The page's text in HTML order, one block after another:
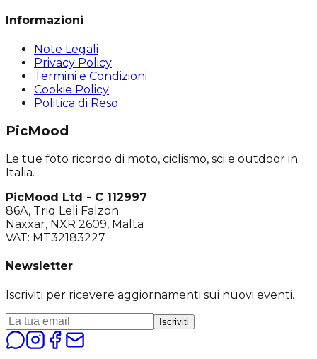
Informazioni
Note Legali
Privacy Policy
Termini e Condizioni
Cookie Policy
Politica di Reso
PicMood
Le tue foto ricordo di moto, ciclismo, sci e outdoor in
Italia.
PicMood Ltd - C 112997
86A, Triq Leli Falzon
Naxxar, NXR 2609, Malta
VAT: MT32183227
Newsletter
Iscriviti per ricevere aggiornamenti sui nuovi eventi.
Iscriviti